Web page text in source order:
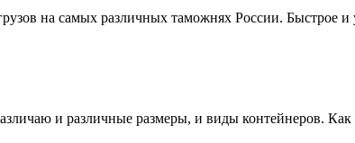
на самых различных таможнях России. Быстрое
и различные размеры, и виды контейнеров.